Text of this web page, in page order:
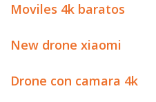
Moviles 4k baratos
New drone xiaomi
Drone con camara 4k